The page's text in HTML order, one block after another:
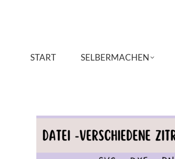
START SELBERMACHEN
START SELBERMACHEN